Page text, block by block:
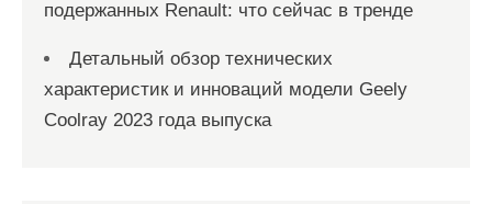
подержанных Renault: что сейчас в тренде
Детальный обзор технических
характеристик и инноваций модели Geely
Coolray 2023 года выпуска